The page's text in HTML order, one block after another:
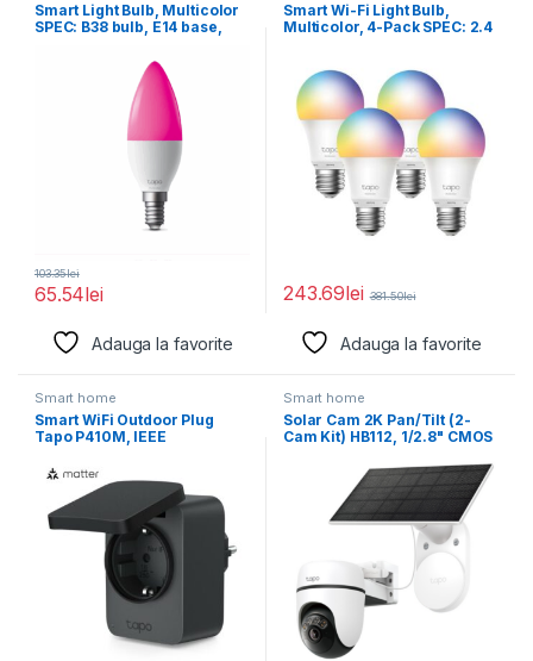
Smart Light Bulb, Multicolor
SPEC: B38 bulb, E14 base,
65.54lei
103.35lei
Adauga la favorite
Smart Wi-Fi Light Bulb,
Multicolor, 4-Pack SPEC: 2.4
243.69lei 381.50lei
Adauga la favorite
Smart home
Smart WiFi Outdoor Plug
Tapo P410M, IEEE
Smart home
Solar Cam 2K Pan/Tilt (2-
Cam Kit) HB112, 1/2.8" CMOS